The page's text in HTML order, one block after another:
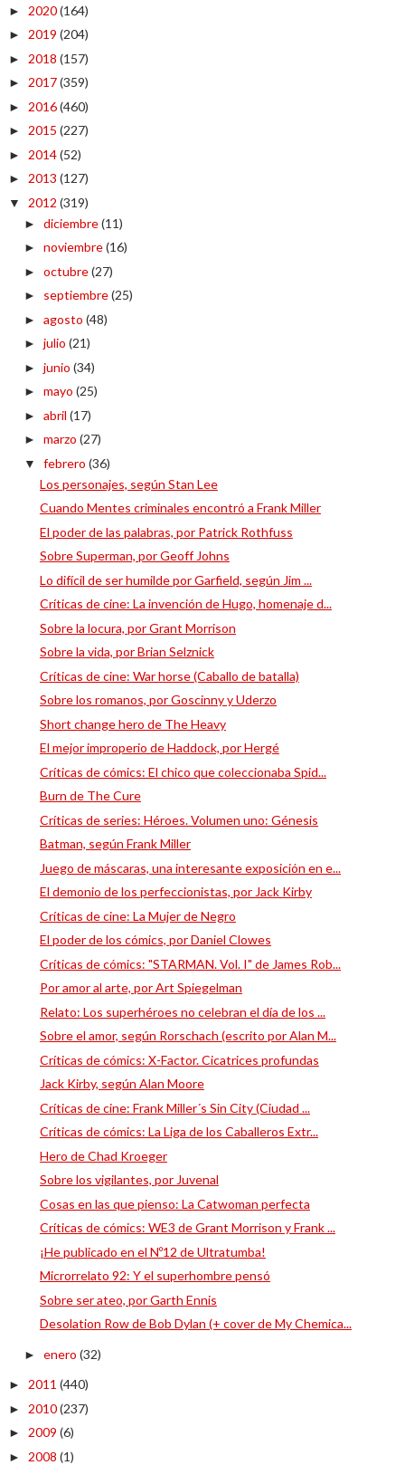
► 2020(164)
► 2019 (204)
► 2018 (157)
► 2017(359)
► 2016(460)
► 2015 (227)
► 2014(52)
► 2013 (127)
▼ 2012 (319)
► diciembre(11)
► noviembre(16)
► octubre(27)
► septiembre(25)
► agosto (48)
► julio (21)
► junio (34)
► mayo (25)
► abril (17)
► marzo (27)
▼ febrero (36)
Los personajes, según Stan Lee
Cuando Mentes criminales encontró a Frank Miller
El poder de las palabras, por Patrick Rothfuss
Sobre Superman, por Geoff Johns
Lo difícil de ser humilde por Garfield, según Jim ...
Críticas de cine: La invención de Hugo, homenaje d...
Sobre la locura, por Grant Morrison
Sobre la vida, por Brian Selznick
Críticas de cine: War horse (Caballo de batalla)
Sobre los romanos, por Goscinny y Uderzo
Short change hero de The Heavy
El mejor improperio de Haddock, por Hergé
Críticas de cómics: El chico que coleccionaba Spid...
Burn de The Cure
Críticas de series: Héroes. Volumen uno: Génesis
Batman, según Frank Miller
Juego de máscaras, una interesante exposición en e...
El demonio de los perfeccionistas, por Jack Kirby
Críticas de cine: La Mujer de Negro
El poder de los cómics, por Daniel Clowes
Críticas de cómics: "STARMAN. Vol. I" de James Rob...
Por amor al arte, por Art Spiegelman
Relato: Los superhéroes no celebran el día de los ...
Sobre el amor, según Rorschach (escrito por Alan M...
Críticas de cómics: X-Factor. Cicatrices profundas
Jack Kirby, según Alan Moore
Críticas de cine: Frank Miller´s Sin City (Ciudad ...
Críticas de cómics: La Liga de los Caballeros Extr...
Hero de Chad Kroeger
Sobre los vigilantes, por Juvenal
Cosas en las que pienso: La Catwoman perfecta
Críticas de cómics: WE3 de Grant Morrison y Frank ...
¡He publicado en el Nº12 de Ultratumba!
Microrrelato 92: Y el superhombre pensó
Sobre ser ateo, por Garth Ennis
Desolation Row de Bob Dylan (+ cover de My Chemica...
► enero (32)
► 2011 (440)
► 2010(237)
► 2009 (6)
► 2008 (1)